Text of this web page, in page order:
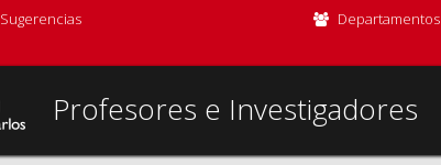
Sugerencias Departamentos
Profesores e Investigadores